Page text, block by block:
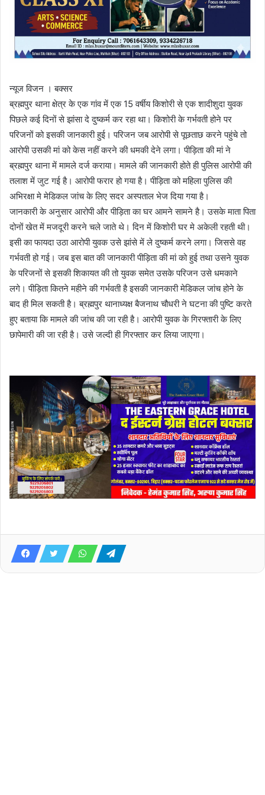
न्यूज विजन । बक्सर
ब्रह्मपुर थाना क्षेत्र के एक गांव में एक 15 वर्षीय किशोरी से एक शादीशुदा युवक
पिछले कई दिनों से झांसा दे दुष्कर्म कर रहा था। किशोरी के गर्भवती होने पर
परिजनों को इसकी जानकारी हुई। परिजन जब आरोपी से पूछताछ करने पहुंचे तो
आरोपी उसकी मां को केस नहीं करने की धमकी देने लगा। पीड़िता की मां ने
ब्रह्मपुर थाना में मामले दर्ज कराया। मामले की जानकारी होते ही पुलिस आरोपी की
तलाश में जुट गई है। आरोपी फरार हो गया है। पीड़िता को महिला पुलिस की
अभिरक्षा मे मेडिकल जांच के लिए सदर अस्पताल भेज दिया गया है।
जानकारी के अनुसार आरोपी और पीड़िता का घर आमने सामने है। उसके माता पिता
दोनों खेत में मजदूरी करने चले जाते थे। दिन में किशोरी घर मे अकेली रहती थी।
इसी का फायदा उठा आरोपी युवक उसे झांसे में ले दुष्कर्म करने लगा। जिससे वह
गर्भवती हो गई। जब इस बात की जानकारी पीड़िता की मां को हुई तथा उसने युवक
के परिजनों से इसकी शिकायत की तो युवक समेत उसके परिजन उसे धमकाने
लगे। पीड़िता कितने महीने की गर्भवती है इसकी जानकारी मेडिकल जांच होने के
बाद ही मिल सकती है। ब्रह्मपुर थानाध्यक्ष बैजनाथ चौधरी ने घटना की पुष्टि करते
हुए बताया कि मामले की जांच की जा रही है। आरोपी युवक के गिरफ्तारी के लिए
छापेमारी की जा रही है। उसे जल्दी ही गिरफ्तार कर लिया जाएगा।